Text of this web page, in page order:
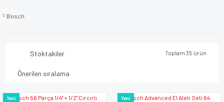
Bosch
Stoktakiler Toplam 35 ürün
Yeni Yeni